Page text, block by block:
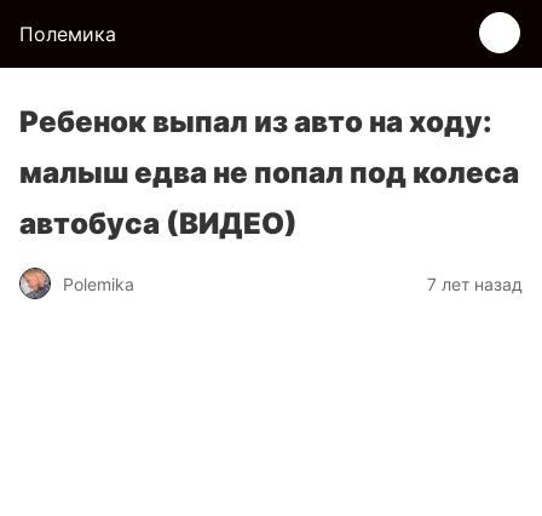
Полемика
Ребенок выпал из авто на ходу:
малыш едва не попал под колеса
автобуса (ВИДЕО)
Polemika 7 лет назад